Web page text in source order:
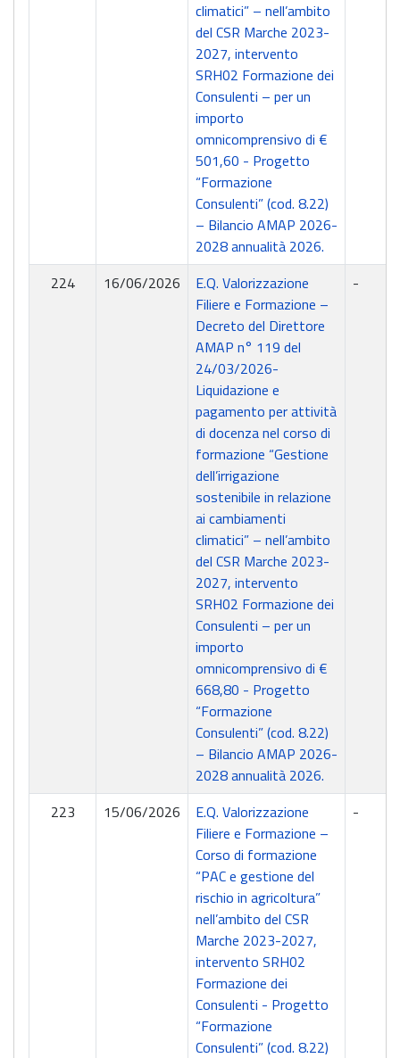
climatici” – nell’ambito
del CSR Marche 2023-
2027, intervento
SRH02 Formazione dei
Consulenti – per un
importo
omnicomprensivo di €
501,60 - Progetto
“Formazione
Consulenti” (cod. 8.22)
– Bilancio AMAP 2026-
2028 annualità 2026.
224 16/06/2026
E.Q. Valorizzazione
Filiere e Formazione –
Decreto del Direttore
AMAP n° 119 del
24/03/2026-
Liquidazione e
pagamento per attività
di docenza nel corso di
formazione “Gestione
dell’irrigazione
sostenibile in relazione
ai cambiamenti
climatici” – nell’ambito
del CSR Marche 2023-
2027, intervento
SRH02 Formazione dei
Consulenti – per un
importo
omnicomprensivo di €
668,80 - Progetto
“Formazione
Consulenti” (cod. 8.22)
– Bilancio AMAP 2026-
2028 annualità 2026.
-
223 15/06/2026
E.Q. Valorizzazione
Filiere e Formazione –
Corso di formazione
“PAC e gestione del
rischio in agricoltura”
nell’ambito del CSR
Marche 2023-2027,
intervento SRH02
Formazione dei
Consulenti - Progetto
“Formazione
Consulenti” (cod. 8.22)
-